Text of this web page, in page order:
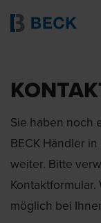
Sie haben noch
BECK Händler
weiter. Bitte
möglich bei